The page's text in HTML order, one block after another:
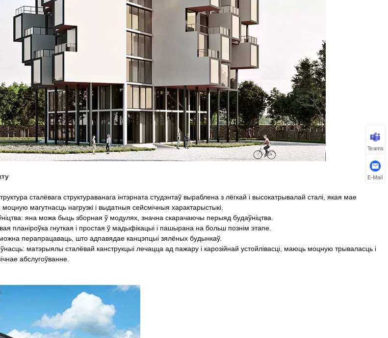
сталёвага структураванага інтэрната студэнтаў выраблена з лёгкай і высокатрывалай сталі, якая мае
магутнасць нагрузкі і выдатныя сейсмічныя характарыстыкі.
яна можа быць зборная ў модулях, значна скарачаючы перыяд будаўніцтва.
планіроўка гнуткая і простая ў мадыфікацыі і пашырана на больш познім этапе.
можна перапрацаваць, што адпавядае канцэпцыі зялёных будынкаў.
матэрыялы сталёвай канструкцыі лечацца ад пажару і карозійнай устойлівасці, маюць моцную трываласць і
абслугоўванне.
Teams
E-Mail